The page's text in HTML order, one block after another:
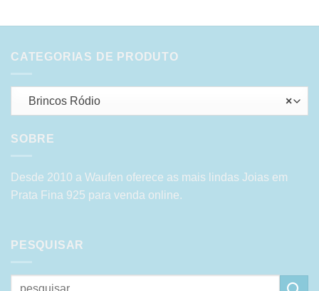
CATEGORIAS DE PRODUTO
×
Brincos Ródio
SOBRE
Desde 2010 a Waufen oferece as mais lindas Joias em
Prata Fina 925 para venda online.
PESQUISAR
Pesquisar